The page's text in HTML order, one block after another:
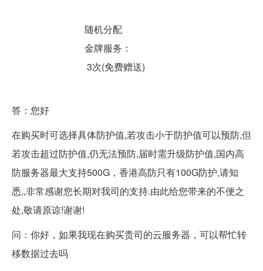
随机分配
金牌服务：
3次(免费赠送)
答：您好
在购买时可选择具体防护值,若攻击小于防护值可以预防,但
若攻击超过防护值,仍无法预防,届时需升级防护值,国内高
防服务器最大支持500G，香港高防只有100G防护,请知
悉,,非常感谢您长期对我司的支持.由此给您带来的不便之
处,敬请原谅!谢谢!
问：你好，如果我现在购买贵司的云服务器 ，可以帮忙转
移数据过去吗